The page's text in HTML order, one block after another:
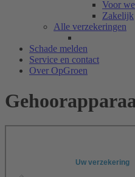
Voor
Zakelijk
Alle verzekeringen
Schade melden
Service en contact
Over OpGroen